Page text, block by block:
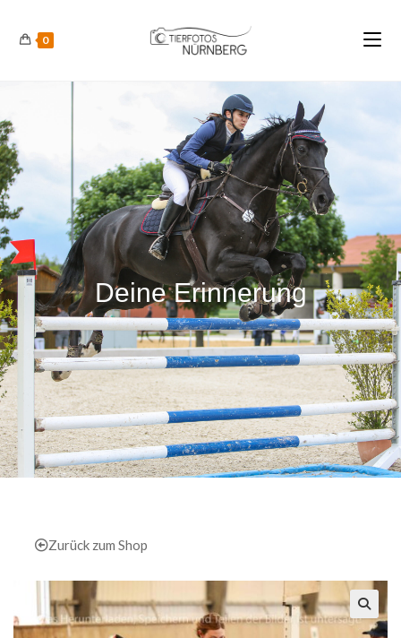
0
Deine Erinnerung
Zurück zum Shop
🔍